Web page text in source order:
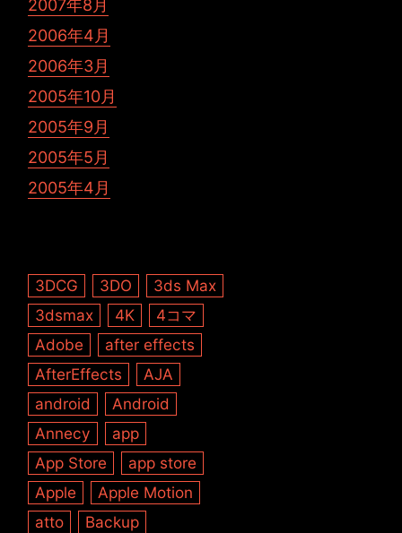
2007年8月
2006年4月
2006年3月
2005年10月
2005年9月
2005年5月
2005年4月
3DCG 3DO
3ds Max
3dsmax
4K
4コマ
Adobe
after effects
AfterEffects
AJA
android
Android
Annecy
app
App Store
app store
Apple
Apple Motion
atto
Backup